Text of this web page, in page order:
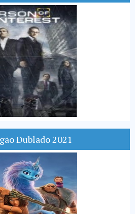
Dublado 2021